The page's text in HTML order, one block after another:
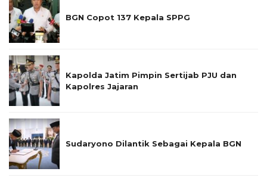
BGN Copot 137 Kepala SPPG
Kapolda Jatim Pimpin Sertijab PJU dan
Kapolres Jajaran
Sudaryono Dilantik Sebagai Kepala BGN